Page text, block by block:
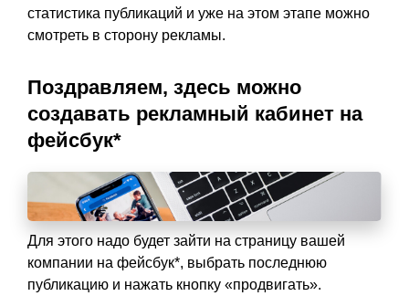
статистика публикаций и уже на этом этапе можно
смотреть в сторону рекламы.
Поздравляем, здесь можно
создавать рекламный кабинет на
фейсбук*
Для этого надо будет зайти на страницу вашей
компании на фейсбук*, выбрать последнюю
публикацию и нажать кнопку «продвигать».